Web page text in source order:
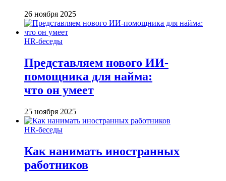
26 ноября 2025
HR-беседы
Представляем нового ИИ-
помощника для найма:
что он умеет
25 ноября 2025
HR-беседы
Как нанимать иностранных
работников